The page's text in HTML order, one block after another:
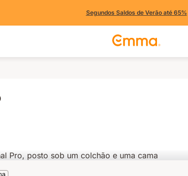
Segundos Saldos de Verão até 65%